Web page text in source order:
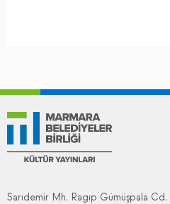
Sarıdemir Mh. Ragıp Gümüşpala Cd.